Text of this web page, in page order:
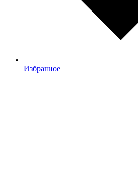
Избранное